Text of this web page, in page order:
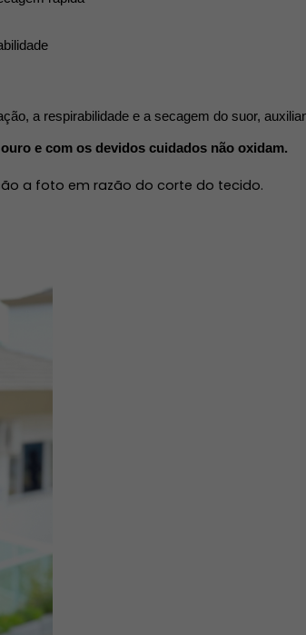
a respirabilidade e a secagem do suor,
e com os devidos cuidados não oxidam.
a foto em razão do corte do tecido.